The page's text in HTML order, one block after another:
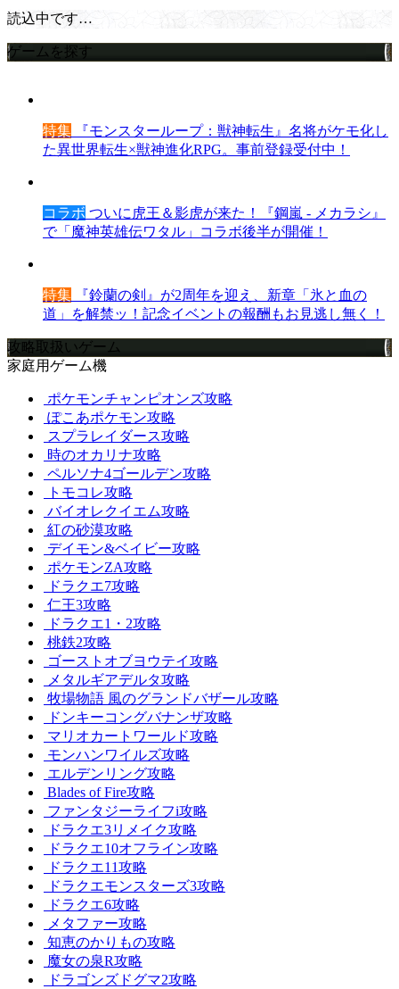
読込中です…
ゲームを探す
特集 『モンスターループ：獣神転生』名将がケモ化し
た異世界転生×獣神進化RPG。事前登録受付中！
コラボ ついに虎王＆影虎が来た！『鋼嵐 - メカラシ』
で「魔神英雄伝ワタル」コラボ後半が開催！
特集 『鈴蘭の剣』が2周年を迎え、新章「氷と血の
道」を解禁ッ！記念イベントの報酬もお見逃し無く！
攻略取扱いゲーム
家庭用ゲーム機
ポケモンチャンピオンズ攻略
ぽこあポケモン攻略
スプラレイダース攻略
時のオカリナ攻略
ペルソナ4ゴールデン攻略
トモコレ攻略
バイオレクイエム攻略
紅の砂漠攻略
デイモン&ベイビー攻略
ポケモンZA攻略
ドラクエ7攻略
仁王3攻略
ドラクエ1・2攻略
桃鉄2攻略
ゴーストオブヨウテイ攻略
メタルギアデルタ攻略
牧場物語 風のグランドバザール攻略
ドンキーコングバナンザ攻略
マリオカートワールド攻略
モンハンワイルズ攻略
エルデンリング攻略
Blades of Fire攻略
ファンタジーライフi攻略
ドラクエ3リメイク攻略
ドラクエ10オフライン攻略
ドラクエ11攻略
ドラクエモンスターズ3攻略
ドラクエ6攻略
メタファー攻略
知恵のかりもの攻略
魔女の泉R攻略
ドラゴンズドグマ2攻略